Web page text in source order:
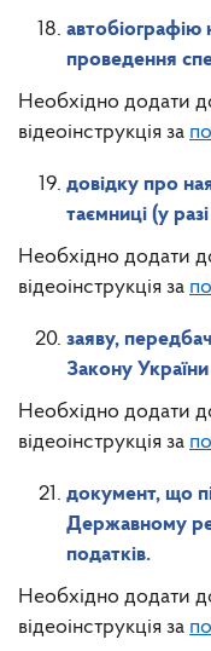
автобіографію
проведення
Необхідно додати
відеоінструкція за
довідку про
таємниці (у
Необхідно додати
відеоінструкція за
заяву,
Закону
Необхідно додати
відеоінструкція за
документ, що
Державному
податків.
Необхідно додати
відеоінструкція за